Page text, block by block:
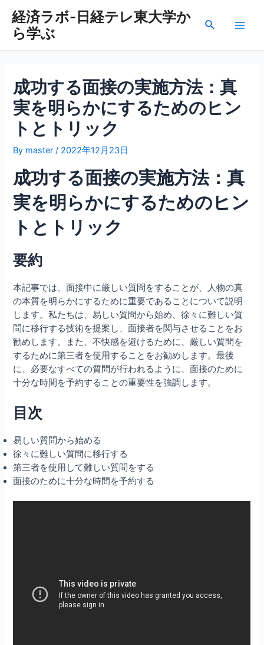
経済ラボ-日経テレ東大学か
ら学ぶ
検
成功する面接の実施方法：真
実を明らかにするためのヒン
トとトリック
By master / 2022年12月23日
成功する面接の実施方法：真
実を明らかにするためのヒン
トとトリック
要約
本記事では、面接中に厳しい質問をすることが、人物の真
の本質を明らかにするために重要であることについて説明
します。私たちは、易しい質問から始め、徐々に難しい質
問に移行する技術を提案し、面接者を関与させることをお
勧めします。また、不快感を避けるために、厳しい質問を
するために第三者を使用することをお勧めします。最後
に、必要なすべての質問が行われるように、面接のために
十分な時間を予約することの重要性を強調します。
目次
易しい質問から始める
徐々に難しい質問に移行する
第三者を使用して難しい質問をする
面接のために十分な時間を予約する